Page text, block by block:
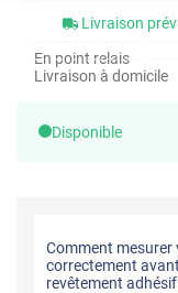
Livraison
En point relais
Livraison à domicile
Disponible
Comment mesurer
correctement
revêtement adhésif